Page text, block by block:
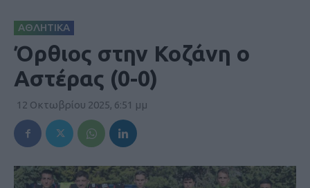
ΑΘΛΗΤΙΚΑ
Όρθιος στην Κοζάνη ο
Αστέρας (0-0)
12 Οκτωβρίου 2025, 6:51 μμ